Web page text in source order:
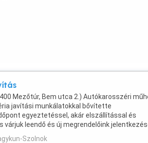
Mezőtúr, Bem utca 2.) Autókarosszéri
javítási munkálatokkal bővítette
egyeztetéssel, akár elszállítással és
várjuk leendő és új megrendelőink
időpont egyeztetés telefonon:
Szolnok